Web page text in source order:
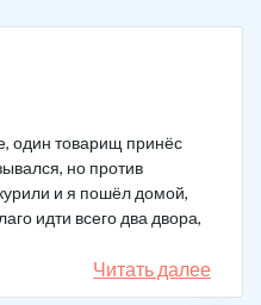
один товарищ принёс
но против
и я пошёл домой,
идти всего два двора,
не так. Спасибо большое,
капельницу и уже
Читать далее